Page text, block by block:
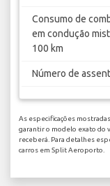
Consumo de
em condução
100 km
Número de
As especificações
garantir o modelo exato do
receberá. Para detalhes
carros em Split Aeroporto.